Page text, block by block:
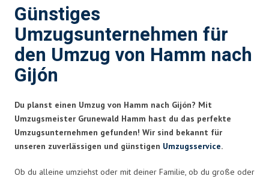
Günstiges
Umzugsunternehmen für
den Umzug von Hamm nach
Gijón
Du planst einen Umzug von Hamm nach Gijón? Mit
Umzugsmeister Grunewald Hamm hast du das perfekte
Umzugsunternehmen gefunden! Wir sind bekannt für
unseren zuverlässigen und günstigen Umzugsservice.
Ob du alleine umziehst oder mit deiner Familie, ob du große oder